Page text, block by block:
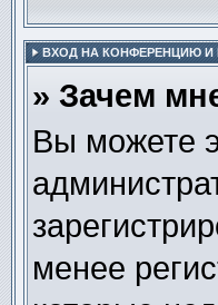
ВХОД НА КОНФЕРЕНЦИЮ И
» Зачем
Вы можете
менее